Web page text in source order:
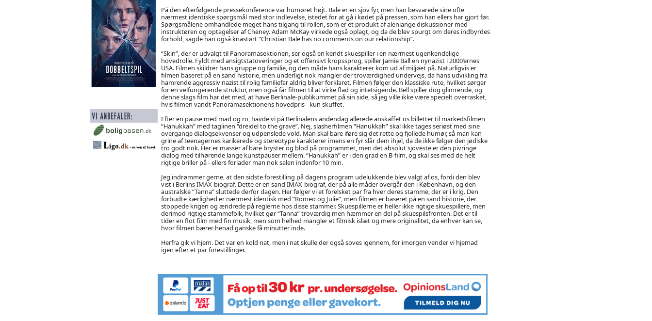
På den efterfølgende pressekonference var humøret højt. Bale er en sjov fyr, men han besvarede sine ofte
nærmest identiske spørgsmål med stor indlevelse, istedet for at gå i kødet på pressen, som han ellers har gjort før.
Spørgsmålene omhandlede meget hans tilgang til rollen, som er et produkt af alenlange diskussioner med
instruktøren og optagelser af Cheney. Adam McKay virkede også oplagt, og da de blev spurgt om deres indbyrdes
forhold, sagde han også knastørt “Christian Bale has no comments on our relationship”.
“Skin”, der er udvalgt til Panoramasektionen, ser også en kendt skuespiller i en nærmest ugenkendelige
hovedrolle. Fyldt med ansigtstatoveringer og et offensivt kropssprog, spiller Jamie Ball en nynazist i 2000’ernes
USA. Filmen skildrer hans gruppe og familie, og den måde hans karakterer kom ud af miljøet på. Naturligvis er
filmen baseret på en sand historie, men underligt nok mangler der troværdighed undervejs, da hans udvikling fra
hamrende aggressiv nazist til rolig familiefar aldrig bliver forklaret. Filmen følger den klassiske rute, hvilket sørger
for en velfungerende struktur, men også får filmen til at virke flad og intetsigende. Bell spiller dog glimrende, og
denne slags film har det med, at have Berlinale-publikummet på sin side, så jeg ville ikke være specielt overrasket,
hvis filmen vandt Panoramasektionens hovedpris - kun skuffet.
Efter en pause med mad og ro, havde vi på Berlinalens andendag allerede anskaffet os billetter til markedsfilmen
“Hanukkah” med taglinen “dreidel to the grave”. Nej, slasherfilmen “Hanukkah” skal ikke tages seriøst med sine
overgange dialogsekvenser og udpenslede vold. Man skal bare iføre sig det rette og fjollede humør, så man kan
grine af teenagernes karikerede og stereotype karakterer imens en fyr slår dem ihjel, da de ikke følger den jødiske
tro godt nok. Her er masser af bare bryster og blod på programmet, men det absolut sjoveste er den pivringe
dialog med tilhørende lange kunstpauser mellem. “Hanukkah” er i den grad en B-film, og skal ses med de helt
rigtige briller på - ellers forlader man nok salen indenfor 10 min.
Jeg indrømmer gerne, at den sidste forestilling på dagens program udelukkende blev valgt af os, fordi den blev
vist i Berlins IMAX-biograf. Dette er en sand IMAX-biograf, der på alle måder overgår den i København, og den
australske “Tanna” sluttede derfor dagen. Her følger vi et forelsket par fra hver deres stamme, der er i krig. Den
forbudte kærlighed er nærmest identisk med “Romeo og Julie”, men filmen er baseret på en sand historie, der
stoppede krigen og ændrede på reglerne hos disse stammer. Skuespillerne er heller ikke rigtige skuespillere, men
derimod rigtige stammefolk, hvilket gør “Tanna” troværdig men hæmmer en del på skuespilsfronten. Det er til
tider en flot film med fin musik, men som helhed mangler et filmisk islæt og mere originalitet, da enhver kan se,
hvor filmen bærer henad ganske få minutter inde.
Herfra gik vi hjem. Det var en kold nat, men i nat skulle der også soves igennem, for imorgen vender vi hjemad
igen efter et par forestillinger.